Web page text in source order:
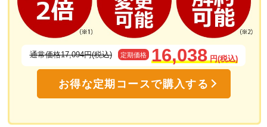
通常価格17,094円(税込) 定期価格 16,038 円(税込)
お得な定期コースで購入する